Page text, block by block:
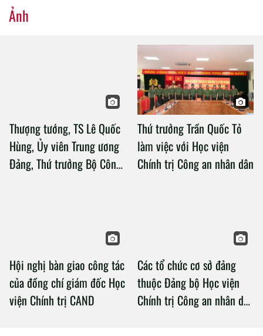
Ảnh
Thượng tướng, TS Lê Quốc
Hùng, Ủy viên Trung ương
Đảng, Thứ trưởng Bộ Công
Thứ trưởng Trần Quốc Tỏ
làm việc với Học viện
Chính trị Công an nhân dân
Hội nghị bàn giao công tác
của đồng chí giám đốc Học
viện Chính trị CAND
Các tổ chức cơ sở đảng
thuộc Đảng bộ Học viện
Chính trị Công an nhân dân